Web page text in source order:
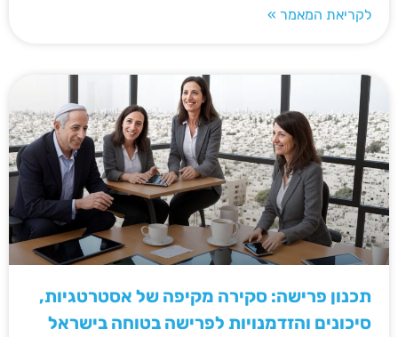
לקריאת המאמר »
תכנון פרישה: סקירה מקיפה של אסטרטגיות,
סיכונים והזדמנויות לפרישה בטוחה בישראל